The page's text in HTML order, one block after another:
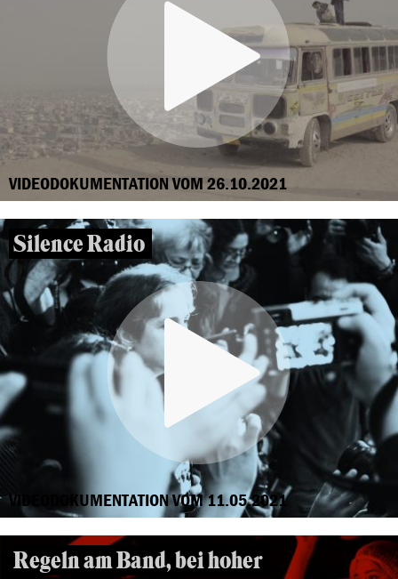
VIDEODOKUMENTATION VOM 26.10.2021
Silence Radio
VIDEODOKUMENTATION VOM 11.05.2021
Regeln am Band, bei hoher